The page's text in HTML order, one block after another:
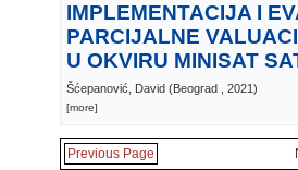
IMPLEMENTACIJA I
PARCIJALNE
U OKVIRU MINISAT
Šćepanović, David (Beograd , 2021)
[more]
Previous Page